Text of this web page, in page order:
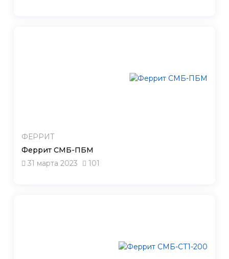
ФЕРРИТ
Феррит СМБ-ПБМ
31 марта 2023
101